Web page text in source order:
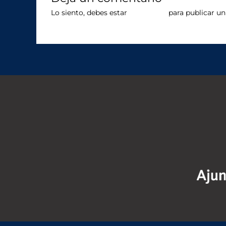
Lo siento, debes estar para publicar